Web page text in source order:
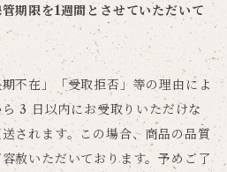
期限を1週間とさせていただいて
不在」「受取拒否」等の理由によ
3 日以内にお受取りいただけな
されます。この場合、商品の品質
赦いただいております。予めご了